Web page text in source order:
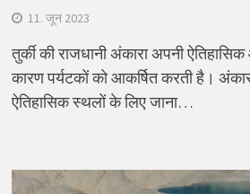
11. जून 2023
तुर्की की राजधानी अंकारा अपनी
कारण पर्यटकों को आकर्षित करती है।
ऐतिहासिक स्थलों के लिए जाना…